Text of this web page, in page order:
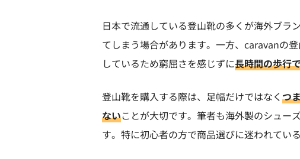
日本で流通している登山靴の多くが海外ブラ
てしまう場合があります。一方、caravanの登
しているため窮屈さを感じずに長時間の歩行
登山靴を購入する際は、足幅だけではなく つ
ないことが大切です。筆者も海外製のシュー
す。特に初心者の方で商品選びに迷われてい